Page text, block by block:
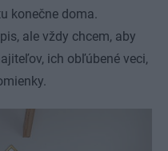
konečne doma.
ale vždy chcem, aby
ich obľúbené veci,